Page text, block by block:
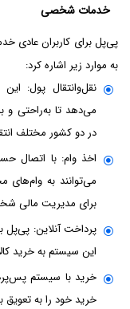
خدمات شخصی
پی‌پل برای کاربران عادی
به موارد زیر اشاره کرد:
نقل‌و‌انتقال پول:
می‌دهد تا به‌راحتی و
در دو کشور مختلف
اخذ وام: با اتصال
می‌توانند به وام‌های
برای مدیریت مالی
پرداخت آنلاین: پی‌پل
این سیستم به خرید
خرید با سیستم
خرید خود را به